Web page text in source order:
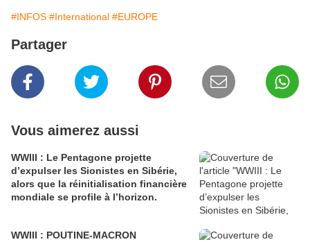
#INFOS #International #EUROPE
Partager
Vous aimerez aussi
WWIII : Le Pentagone projette
d’expulser les Sionistes en Sibérie,
alors que la réinitialisation financière
mondiale se profile à l’horizon.
WWIII : POUTINE-MACRON